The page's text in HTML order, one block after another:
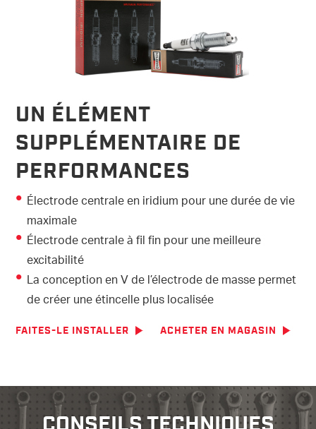
UN ÉLÉMENT
SUPPLÉMENTAIRE DE
PERFORMANCES
Électrode centrale en iridium pour une durée de vie
maximale
Électrode centrale à fil fin pour une meilleure
excitabilité
La conception en V de l’électrode de masse permet
de créer une étincelle plus localisée
FAITES-LE INSTALLER ACHETER EN MAGASIN
CONSEILS TECHNIQUES